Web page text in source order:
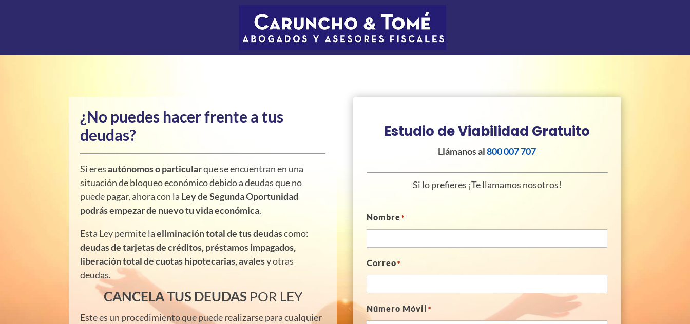
¿No puedes hacer frente a tus
deudas?
Si eresautónomos o particularque se encuentran en una
situación de bloqueo económico debido a deudas que no
puede pagar, ahora con la Ley de Segunda Oportunidad
podrás empezar de nuevo tu vida económica.
Esta Ley permite laeliminación total de tus deudascomo:
deudas de tarjetas de créditos, préstamos impagados,
liberación total de cuotas hipotecarias, avalesy otras
deudas.
CANCELA TUS DEUDASPOR LEY
Este es un procedimiento que puede realizarse para cualquier
Estudio de Viabilidad Gratuito
Llámanos al800 007 707
Si lo prefieres ¡Te llamamos nosotros!
Nombre*
Correo*
Número Móvil *